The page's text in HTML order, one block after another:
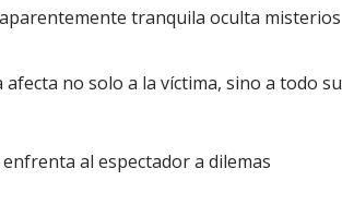
tranquila oculta misterios
no solo a la víctima, sino a todo su
al espectador a dilemas